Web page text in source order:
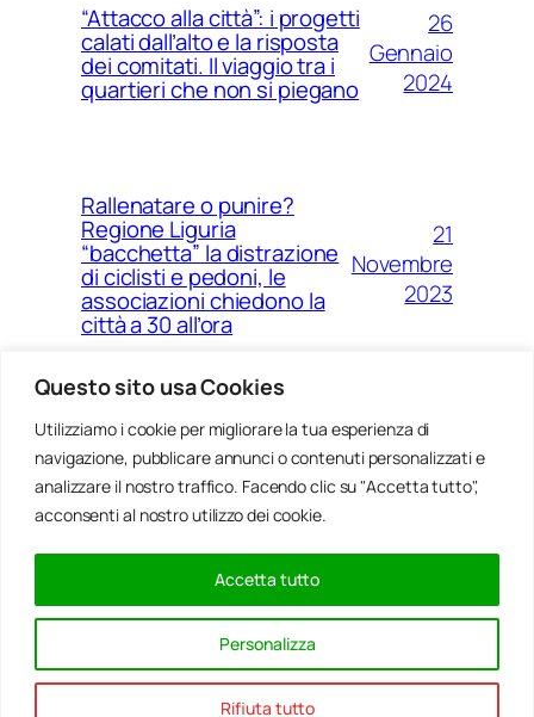
Questo sito usa Cookies
Utilizziamo i cookie per migliorare la tua esperienza di
navigazione, pubblicare annunci o contenuti personalizzati e
analizzare il nostro traffico. Facendo clic su "Accetta tutto",
acconsenti al nostro utilizzo dei cookie.
Personalizza
Rifiuta tutto
Accetta tutto
“Attacco alla città”: i progetti
calati dall’alto e la risposta
dei comitati. Il viaggio tra i
quartieri che non si piegano
26
Gennaio
2024
Rallenatare o punire?
Regione Liguria
“bacchetta” la distrazione
di ciclisti e pedoni, le
associazioni chiedono la
città a 30 all’ora
21
Novembre
2023
Ponte Morandi e quell’anno
zero che non è mai arrivato a
Genova
Agosto
2023
Rinnovabili, al passo della
Bocchetta un parco eolico
con 5 pale da 150 metri
Gennaio